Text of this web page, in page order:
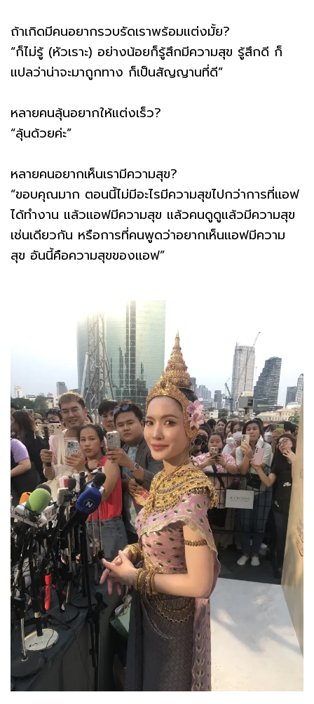
ถ้าเกิดมีคนอยากรวบรัดเราพร้อมแต่งมั้ย?
“ก็ไม่รู้ (หัวเราะ) อย่างน้อยก็รู้สึกมีความสุข รู้สึกดี ก็
แปลว่าน่าจะมาถูกทาง ก็เป็นสัญญานที่ดี”
หลายคนลุ้นอยากให้แต่งเร็ว?
“ลุ้นด้วยค่ะ”
หลายคนอยากเห็นเรามีความสุข?
“ขอบคุณมาก ตอนนี้ไม่มีอะไรมีความสุขไปกว่าการที่เเอฟ
ได้ทำงาน แล้วเเอฟมีความสุข แล้วคนดูดูแล้วมีความสุข
เช่นเดียวกัน หรือการที่คนพูดว่าอยากเห็นเเอฟมีความ
สุข อันนี้คือความสุขของเเอฟ”